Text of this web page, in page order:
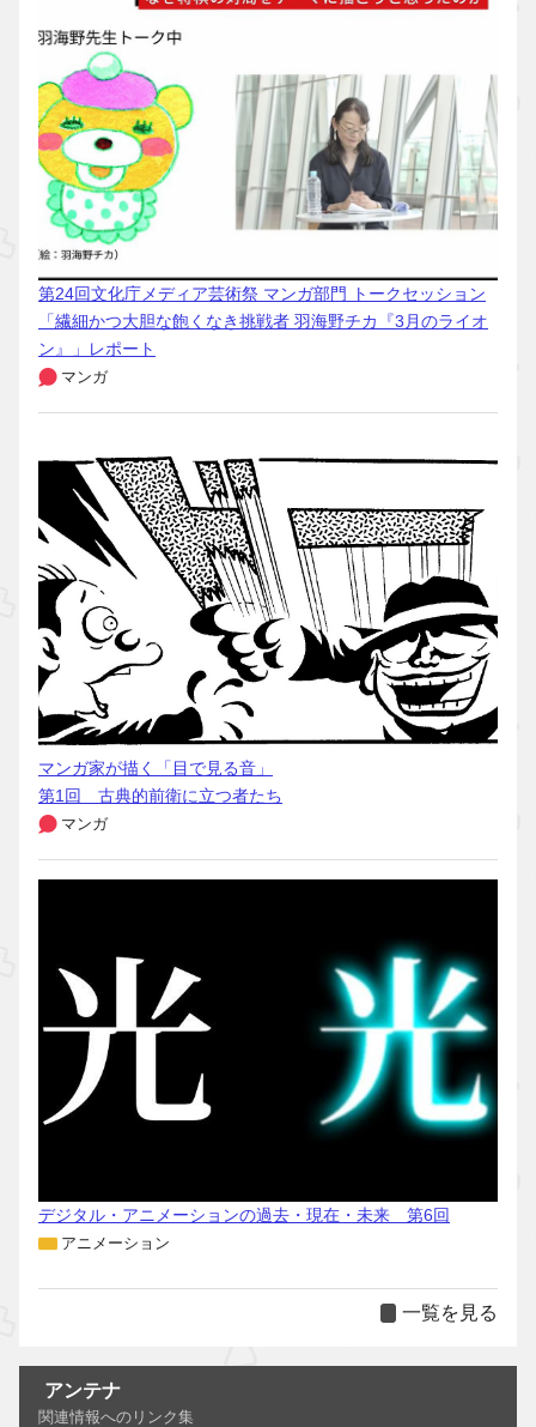
第24回文化庁メディア芸術祭 マンガ部門 トークセッション
「繊細かつ大胆な飽くなき挑戦者 羽海野チカ『3月のライオ
ン』」レポート
マンガ
マンガ家が描く「目で見る音」
第1回 古典的前衛に立つ者たち
マンガ
デジタル・アニメーションの過去・現在・未来 第6回
アニメーション
一覧を見る
アンテナ
関連情報へのリンク集